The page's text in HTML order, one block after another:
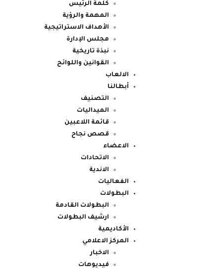
كلمة الرئيس
المهمة والرؤية
الأهداف الاستراتيجية
مجلس الإدارة
نبذة تاريخية
القوانين واللوائح
الالعاب
أبطالنا
التصنيف
الميداليات
قائمة اللاعبين
قصص نجاح
الاعضاء
الاتحادات
الاندية
الفعاليات
البطولات
البطولات القادمة
ارشيف البطولات
الأكاديمية
المركز الاعلامي
الاخبار
فيديوهات